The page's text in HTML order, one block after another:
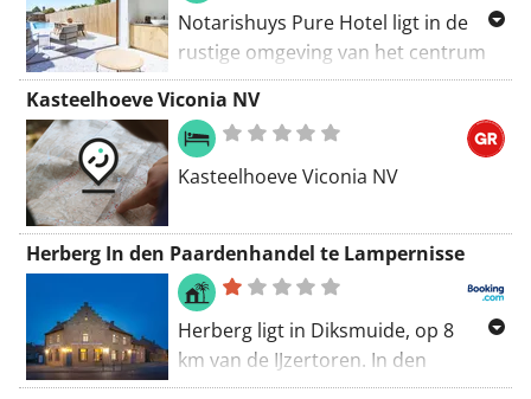
Notarishuys Pure Hotel ligt in de
rustige omgeving van het centrum
van Diksmuide en biedt gratis WiFi,
een tuin en een sauna. Het
Noordzeestrand ligt op 23 minuten
rijden. Elke ruime kamer heeft een
een flatscreen-tv.
Kasteelhoeve Viconia NV
Kasteelhoeve Viconia NV
Herberg In den Paardenhandel te Lampernisse
Herberg ligt in Diksmuide, op 8
km van de IJzertoren. In den
Paardenhandel. Lampernisse biedt